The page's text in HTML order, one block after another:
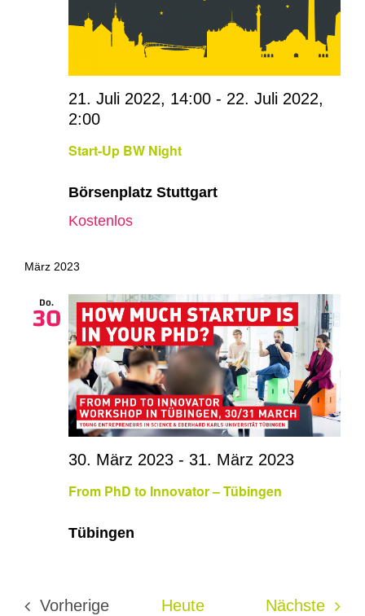
Start-Up BW Night
21. Juli 2022, 14:00 - 22. Juli 2022,
2:00
Börsenplatz Stuttgart
Kostenlos
März 2023
Do.
30
From PhD to Innovator – Tübingen
30. März 2023 - 31. März 2023
Tübingen
Vorherige
Heute Nächste